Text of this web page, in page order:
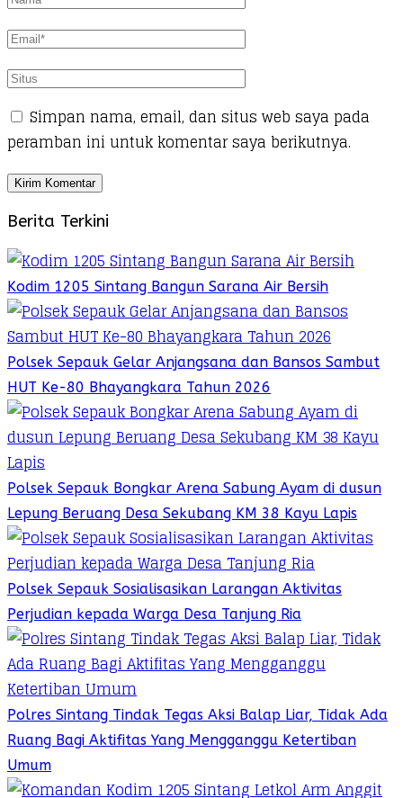
Simpan nama, email, dan situs web saya pada
peramban ini untuk komentar saya berikutnya.
Berita Terkini
Kodim 1205 Sintang Bangun Sarana Air Bersih
Polsek Sepauk Gelar Anjangsana dan Bansos Sambut
HUT Ke-80 Bhayangkara Tahun 2026
Polsek Sepauk Bongkar Arena Sabung Ayam di dusun
Lepung Beruang Desa Sekubang KM 38 Kayu Lapis
Polsek Sepauk Sosialisasikan Larangan Aktivitas
Perjudian kepada Warga Desa Tanjung Ria
Polres Sintang Tindak Tegas Aksi Balap Liar, Tidak Ada
Ruang Bagi Aktifitas Yang Mengganggu Ketertiban
Umum